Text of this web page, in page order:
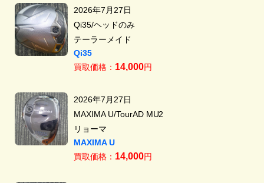
2026年7月27日
Qi35/ヘッドのみ
テーラーメイド
Qi35
買取価格： 14,000円
2026年7月27日
MAXIMA U/TourAD MU2
リョーマ
MAXIMA U
買取価格： 14,000円